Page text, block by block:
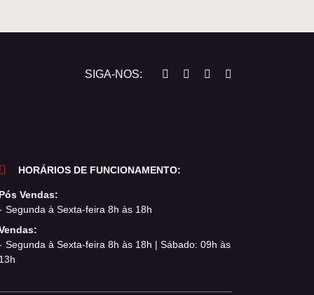
SIGA-NOS:
HORÁRIOS DE FUNCIONAMENTO:
Pós Vendas:
Segunda à Sexta-feira 8h às 18h
Segunda à Sexta-feira 8h às 18h | Sábado: 09h às
13h